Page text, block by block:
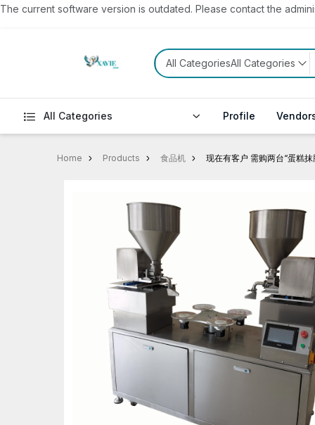
The current software version is outdated. Please contact the
All CategoriesAll Categories
All Categories Profile
Home Products 食品机 现在有客户 需购两台“蛋糕